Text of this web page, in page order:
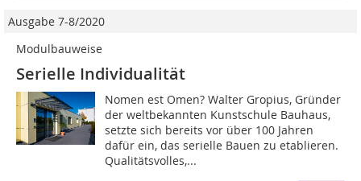
Ausgabe 7-8/2020
Modulbauweise
Serielle Individualität
Nomen est Omen? Walter Gropius, Gründer
der weltbekannten Kunstschule Bauhaus,
setzte sich bereits vor über 100 Jahren
dafür ein, das serielle Bauen zu etablieren.
Qualitätsvolles,...